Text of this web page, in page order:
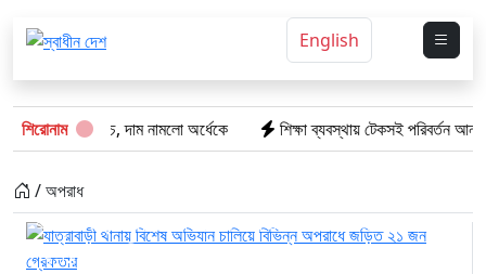
English
শিরোনাম
কাঁচা মরিচ, দাম নামলো অর্ধেকে শিক্ষা ব্যবস্থায় টেকসই পরিবর্তন আনতে
/ অপরাধ
যাত্রাবাড়ী থানায় বিশেষ অভিযান চালিয়ে বিভিন্ন
অপরাধে জড়িত ২১ জন...